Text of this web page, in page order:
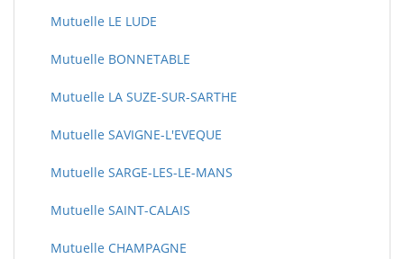
Mutuelle LE LUDE
Mutuelle BONNETABLE
Mutuelle LA SUZE-SUR-SARTHE
Mutuelle SAVIGNE-L'EVEQUE
Mutuelle SARGE-LES-LE-MANS
Mutuelle SAINT-CALAIS
Mutuelle CHAMPAGNE